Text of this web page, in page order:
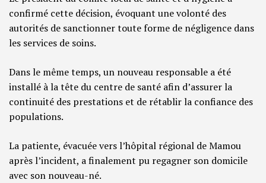
confirmé cette décision, évoquant une volonté des
autorités de sanctionner toute forme de négligence dans
les services de soins.
Dans le même temps, un nouveau responsable a été
installé à la tête du centre de santé afin d’assurer la
continuité des prestations et de rétablir la confiance des
populations.
La patiente, évacuée vers l’hôpital régional de Mamou
après l’incident, a finalement pu regagner son domicile
avec son nouveau-né.